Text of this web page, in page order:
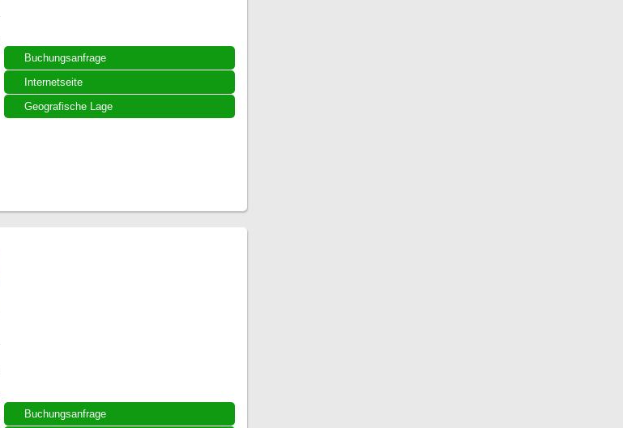
Buchungsanfrage
Internetseite
Geografische Lage
Buchungsanfrage